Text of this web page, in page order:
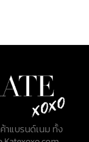
าแบรนด์เนม ทั้ง